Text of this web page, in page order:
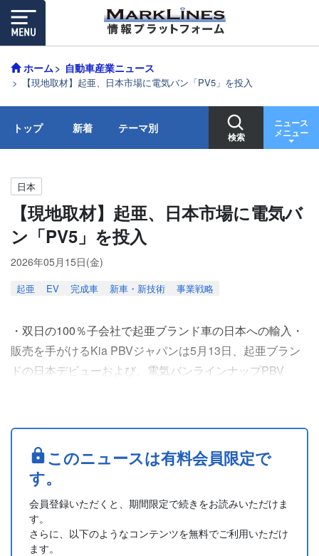
ホーム 自動車産業ニュース
【現地取材】起亜、日本市場に電気バン「PV5」を投入
トップ 新着 テーマ別
検索
ニュース
メニュー
日本
【現地取材】起亜、日本市場に電気バ
ン「PV5」を投入
2026年05月15日(金)
起亜 EV 完成車 新車・新技術 事業戦略
・双日の100％子会社で起亜ブランド車の日本への輸入・
販売を手がけるKia PBVジャパンは5月13日、起亜ブラン
ドの日本デビューおよび、電気バンラインナップPBV
した。
・会場となったのは東京都西東京市にある直営ディーラー
第1号店の「Kia PBV西東京」。テープカットセレモニー
や、起亜のキム・サンデ....
このニュースは有料会員限定で
す。
会員登録いただくと、期間限定で続きをお読みいただけま
す。
さらに、以下のようなコンテンツを無料でご利用いただけ
ます。